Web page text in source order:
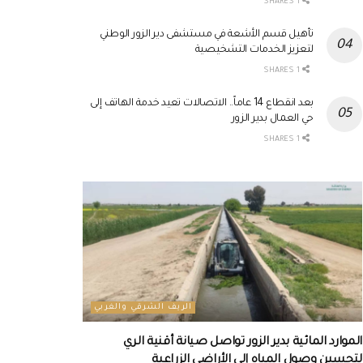
تأهيل قسم الأشعة في مستشفى دير الزور الوطني
لتعزيز الخدمات التشخيصية
بعد انقطاع 14 عاماً.. الاتصالات تعيد خدمة الهاتف إلى
حي العمال بدير الزور
الريف الشرقي والغربي
الموارد المائية بدير الزور تواصل صيانة أقنية الري
لتحسين وصول المياه إلى الأراضي الزراعية